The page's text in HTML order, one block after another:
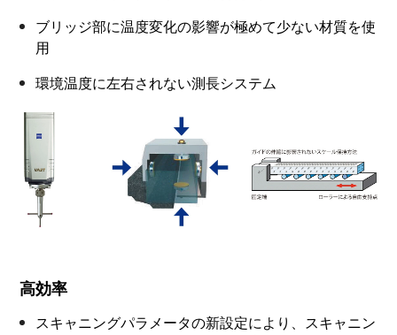
ブリッジ部に温度変化の影響が極めて少ない材質を使
⽤
環境温度に左右されない測⻑システム
高効率
スキャニングパラメータの新設定により、スキャニン